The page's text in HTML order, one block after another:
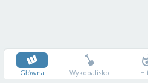
Główna Wykopalisko